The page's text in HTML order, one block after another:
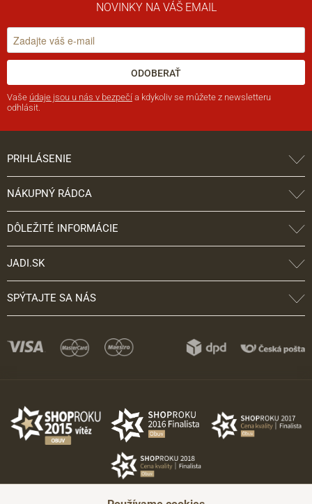
NOVINKY NA VÁŠ EMAIL
ODOBERAŤ
Vaše údaje jsou u nás v bezpečí a kdykoliv se můžete z newsletteru
odhlásit.
PRIHLÁSENIE
NÁKUPNÝ RÁDCA
DÔLEŽITÉ INFORMÁCIE
JADI.SK
SPÝTAJTE SA NÁS